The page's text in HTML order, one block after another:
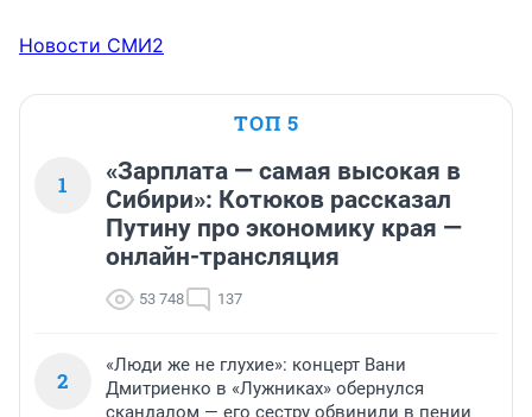
Новости СМИ2
ТОП 5
1
«Зарплата — самая высокая в
Сибири»: Котюков рассказал
Путину про экономику края —
онлайн-трансляция
53 748 137
2
«Люди же не глухие»: концерт Вани
Дмитриенко в «Лужниках» обернулся
скандалом — его сестру обвинили в пении